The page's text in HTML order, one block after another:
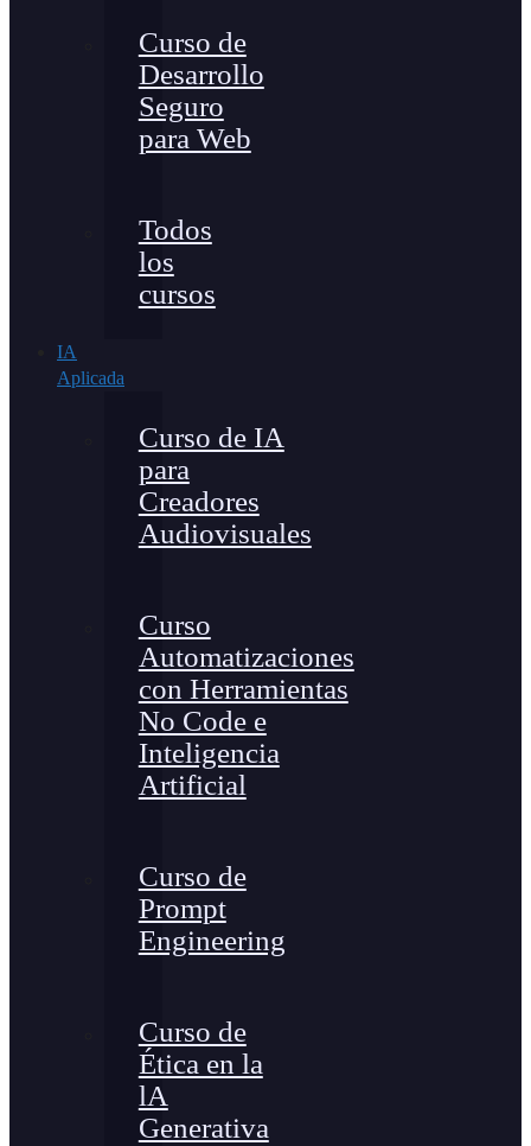
Curso de
Desarrollo
Seguro
para Web
Todos
los
cursos
IA
Aplicada
Curso de IA
para
Creadores
Audiovisuales
Curso
Automatizaciones
con Herramientas
No Code e
Inteligencia
Artificial
Curso de
Prompt
Engineering
Curso de
Ética en la
lA
Generativa